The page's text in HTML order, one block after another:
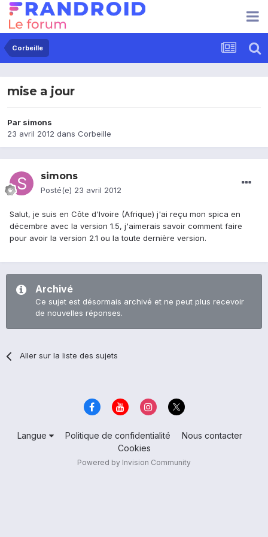
Corbeille
mise a jour
Par simons
23 avril 2012 dans Corbeille
simons
Posté(e) 23 avril 2012
Salut, je suis en Côte d'Ivoire (Afrique) j'ai reçu mon spica en
décembre avec la version 1.5, j'aimerais savoir comment faire
pour avoir la version 2.1 ou la toute dernière version.
Archivé
Ce sujet est désormais archivé et ne peut plus recevoir
de nouvelles réponses.
Aller sur la liste des sujets
Langue Politique de confidentialité
Nous contacter
Cookies
Powered by Invision Community